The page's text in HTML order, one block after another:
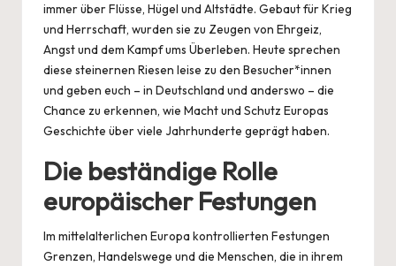
immer über Flüsse, Hügel und Altstädte. Gebaut für Krieg
und Herrschaft, wurden sie zu Zeugen von Ehrgeiz,
Angst und dem Kampf ums Überleben. Heute sprechen
diese steinernen Riesen leise zu den Besucher*innen
und geben euch – in Deutschland und anderswo – die
Chance zu erkennen, wie Macht und Schutz Europas
Geschichte über viele Jahrhunderte geprägt haben.
Die beständige Rolle
europäischer Festungen
Im mittelalterlichen Europa kontrollierten Festungen
Grenzen, Handelswege und die Menschen, die in ihrem